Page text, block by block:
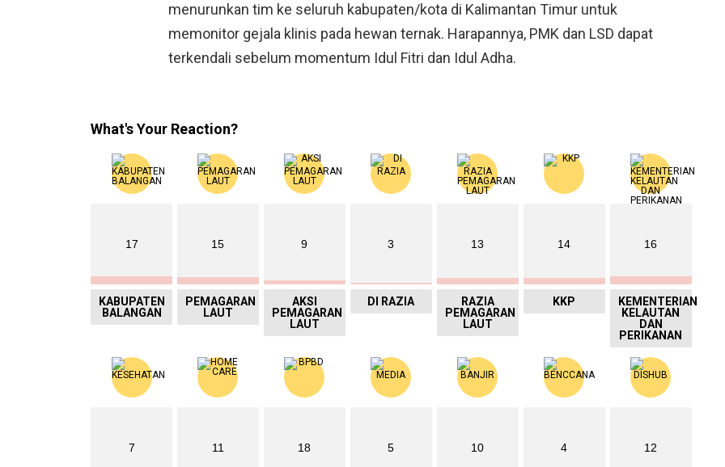
menurunkan tim ke seluruh kabupaten/kota di Kalimantan Timur untuk
memonitor gejala klinis pada hewan ternak. Harapannya, PMK dan LSD dapat
terkendali sebelum momentum Idul Fitri dan Idul Adha.
What's Your Reaction?
17
KABUPATEN
BALANGAN
15
PEMAGARAN
LAUT
9
AKSI
PEMAGARAN
LAUT
3
DI RAZIA
13
RAZIA
PEMAGARAN
LAUT
14
KKP
16
KEMENTERIAN
KELAUTAN
DAN
PERIKANAN
7 11 18 5 10 4 12